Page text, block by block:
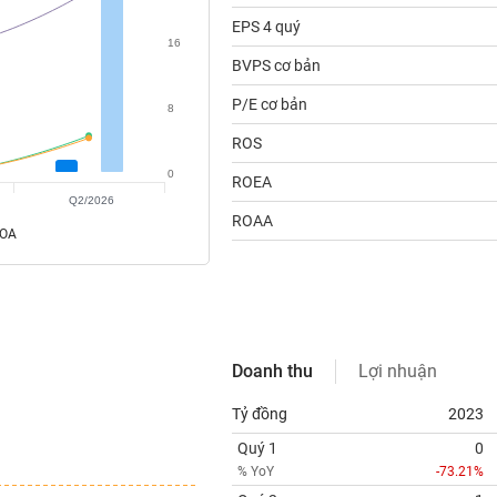
0
8
16
Q2/2026
EPS 4 quý
BVPS cơ bản
P/E cơ bản
ROS
ROEA
ROAA
Doanh thu Lợi nhuận
Tỷ đồng
2023
Quý 1
% YoY
0
-73.21%